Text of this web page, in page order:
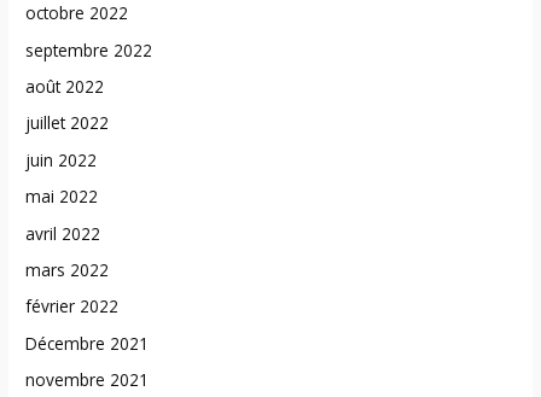
octobre 2022
septembre 2022
août 2022
juillet 2022
juin 2022
mai 2022
avril 2022
mars 2022
février 2022
Décembre 2021
novembre 2021